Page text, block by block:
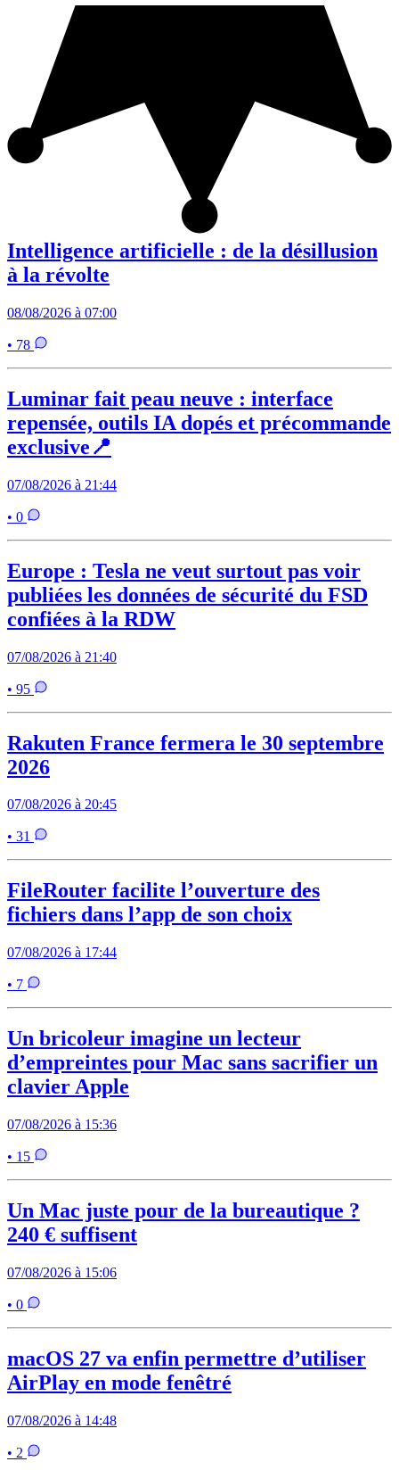
Intelligence artificielle : de la désillusion
à la révolte
08/08/2026 à 07:00
• 78
Luminar fait peau neuve : interface
repensée, outils IA dopés et précommande
exclusive📍
07/08/2026 à 21:44
• 0
Europe : Tesla ne veut surtout pas voir
publiées les données de sécurité du FSD
confiées à la RDW
07/08/2026 à 21:40
• 95
Rakuten France fermera le 30 septembre
2026
07/08/2026 à 20:45
• 31
FileRouter facilite l’ouverture des
fichiers dans l’app de son choix
07/08/2026 à 17:44
• 7
Un bricoleur imagine un lecteur
d’empreintes pour Mac sans sacrifier un
clavier Apple
07/08/2026 à 15:36
• 15
Un Mac juste pour de la bureautique ?
240 € suffisent
07/08/2026 à 15:06
• 0
macOS 27 va enfin permettre d’utiliser
AirPlay en mode fenêtré
07/08/2026 à 14:48
• 2